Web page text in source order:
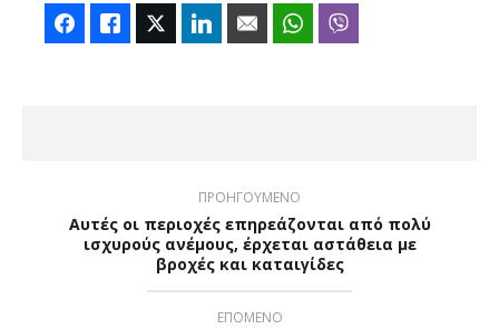
FacebookLike Twitter LinkedIn Email WhatsApp
ΠΡΟΗΓΟΥΜΕΝΟ
Αυτές οι περιοχές επηρεάζονται από πολύ
ισχυρούς ανέμους, έρχεται αστάθεια με
βροχές και καταιγίδες
ΕΠΟΜΕΝΟ